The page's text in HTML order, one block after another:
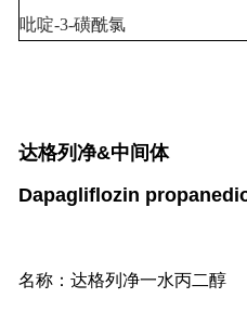
吡啶-3-磺酰氯
达格列净&中间体
Dapagliflozin
名称：达格列净一水丙二醇